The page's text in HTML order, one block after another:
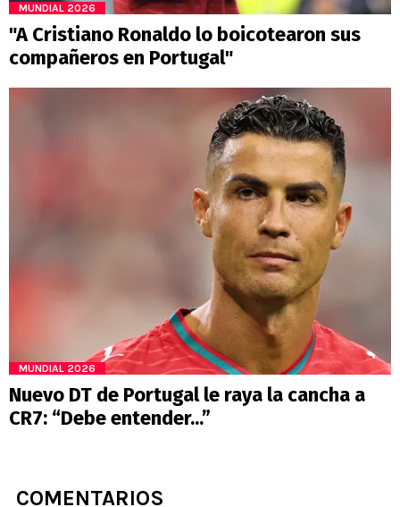
MUNDIAL 2026
"A Cristiano Ronaldo lo boicotearon sus
compañeros en Portugal"
MUNDIAL 2026
Nuevo DT de Portugal le raya la cancha a
CR7: “Debe entender...”
COMENTARIOS